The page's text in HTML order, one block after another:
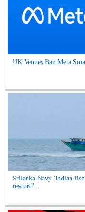
UK Venues Ban Meta
Srilanka Navy 'Indian
rescued'...